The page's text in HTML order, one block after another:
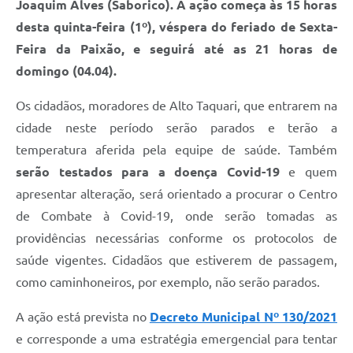
Joaquim Alves (Saborico). A ação começa às 15 horas
desta quinta-feira (1º), véspera do feriado de Sexta-
Feira da Paixão, e seguirá até as 21 horas de
domingo (04.04).
Os cidadãos, moradores de Alto Taquari, que entrarem na
cidade neste período serão parados e terão a
temperatura aferida pela equipe de saúde. Também
serão testados para a doença Covid-19e quem
apresentar alteração, será orientado a procurar o Centro
de Combate à Covid-19, onde serão tomadas as
providências necessárias conforme os protocolos de
saúde vigentes. Cidadãos que estiverem de passagem,
como caminhoneiros, por exemplo, não serão parados.
A ação está prevista no Decreto Municipal Nº 130/2021
e corresponde a uma estratégia emergencial para tentar